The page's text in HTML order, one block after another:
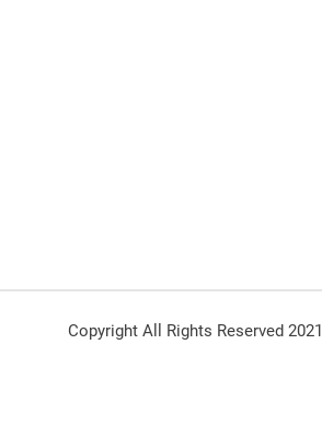
Copyright All Rights Reserved 2021